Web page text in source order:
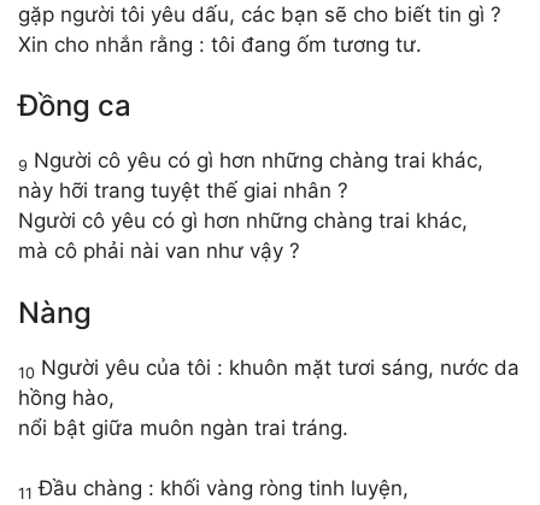
gặp người tôi yêu dấu, các bạn sẽ cho biết tin gì ?
Xin cho nhắn rằng : tôi đang ốm tương tư.
Đồng ca
9 Người cô yêu có gì hơn những chàng trai khác,
này hỡi trang tuyệt thế giai nhân ?
Người cô yêu có gì hơn những chàng trai khác,
mà cô phải nài van như vậy ?
Nàng
10 Người yêu của tôi : khuôn mặt tươi sáng, nước da
hồng hào,
nổi bật giữa muôn ngàn trai tráng.
11 Đầu chàng : khối vàng ròng tinh luyện,